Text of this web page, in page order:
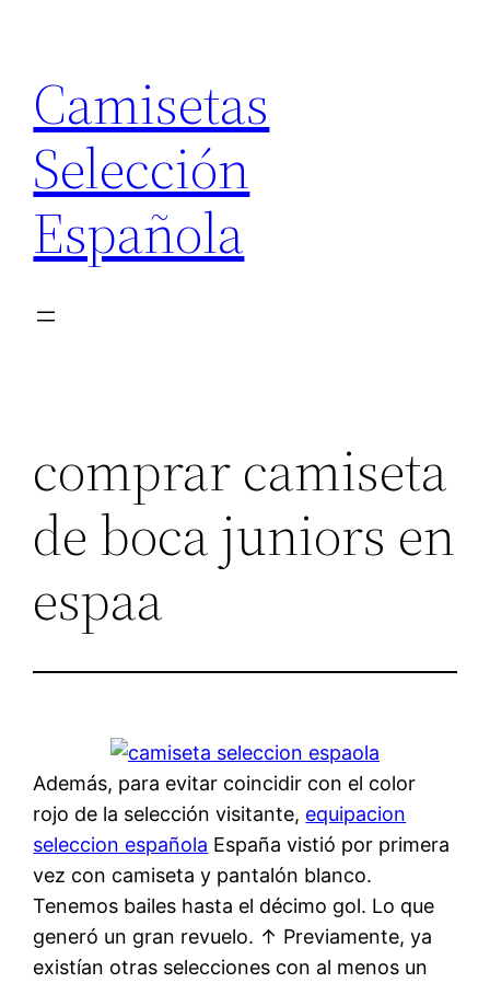
contenido
Camisetas
Selección
Española
comprar camiseta
de boca juniors en
espaa
Además, para evitar coincidir con el color
rojo de la selección visitante, equipacion
seleccion española España vistió por primera
vez con camiseta y pantalón blanco.
Tenemos bailes hasta el décimo gol. Lo que
generó un gran revuelo. ↑ Previamente, ya
existían otras selecciones con al menos un